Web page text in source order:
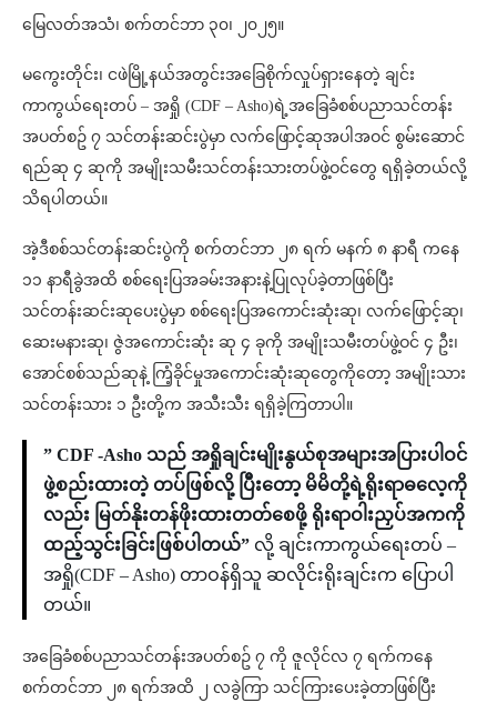
မြေလတ်အသံ၊ စက်တင်ဘာ ၃၀၊ ၂၀၂၅။
မကွေးတိုင်း၊ ငဖဲမြို့နယ်အတွင်းအခြေစိုက်လှုပ်ရှားနေတဲ့ ချင်း
ကာကွယ်ရေးတပ် – အရှို (CDF – Asho)ရဲ့အခြေခံစစ်ပညာသင်တန်း
အပတ်စဥ် ၇ သင်တန်းဆင်းပွဲမှာ လက်ဖြောင့်ဆုအပါအဝင် စွမ်းဆောင်
ရည်ဆု ၄ ဆုကို အမျိုးသမီးသင်တန်းသားတပ်ဖွဲ့ဝင်တွေ ရရှိခဲ့တယ်လို့
သိရပါတယ်။
အဲ့ဒီစစ်သင်တန်းဆင်းပွဲကို စက်တင်ဘာ ၂၈ ရက် မနက် ၈ နာရီ ကနေ
၁၁ နာရီခွဲအထိ စစ်ရေးပြအခမ်းအနားနဲ့ပြုလုပ်ခဲ့တာဖြစ်ပြီး
သင်တန်းဆင်းဆုပေးပွဲမှာ စစ်ရေးပြအကောင်းဆုံးဆု၊ လက်ဖြောင့်ဆု၊
ဆေးမနားဆု၊ ဇွဲအကောင်းဆုံး ဆု ၄ ခုကို အမျိုးသမီးတပ်ဖွဲ့ဝင် ၄ ဦး၊
အောင်စစ်သည်ဆုနဲ့ ကြံ့ခိုင်မှုအကောင်းဆုံးဆုတွေကိုတော့ အမျိုးသား
သင်တန်းသား ၁ ဦးတို့က အသီးသီး ရရှိခဲ့ကြတာပါ။
” CDF -Asho သည် အရှိုချင်းမျိုးနွယ်စုအများအပြားပါဝင်
ဖွဲ့စည်းထားတဲ့ တပ်ဖြစ်လို့ ပြိီးတော့ မိမိတို့ရဲ့ရိုးရာဓလေ့ကို
လည်း မြတ်နိုးတန်ဖိုးထားတတ်စေဖို့ ရိုးရာဝါးညှပ်အကကို
ထည့်သွင်းခြင်းဖြစ်ပါတယ်” လို့ ချင်းကာကွယ်ရေးတပ် –
အရှို(CDF – Asho) တာဝန်ရှိသူ ဆလိုင်းရိုးချင်းက ပြောပါ
တယ်။
အခြေခံစစ်ပညာသင်တန်းအပတ်စဥ် ၇ ကို ဇူလိုင်လ ၇ ရက်ကနေ
စက်တင်ဘာ ၂၈ ရက်အထိ ၂ လခွဲကြာ သင်ကြားပေးခဲ့တာဖြစ်ပြီး